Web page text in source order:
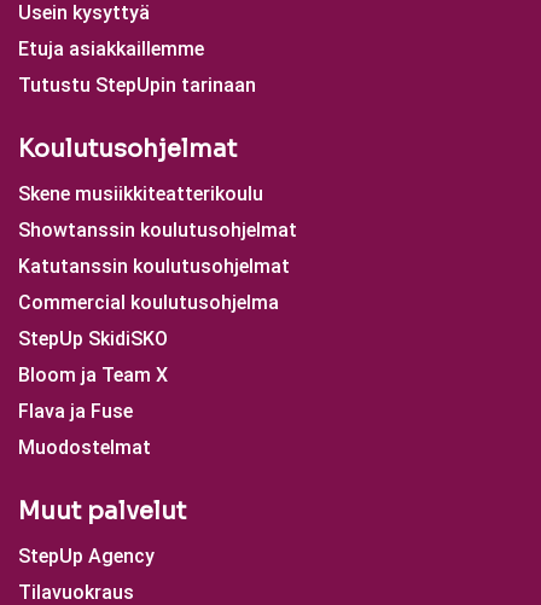
Usein kysyttyä
Etuja asiakkaillemme
Tutustu StepUpin tarinaan
Koulutusohjelmat
Skene musiikkiteatterikoulu
Showtanssin koulutusohjelmat
Katutanssin koulutusohjelmat
Commercial koulutusohjelma
StepUp SkidiSKO
Bloom ja Team X
Flava ja Fuse
Muodostelmat
Muut palvelut
StepUp Agency
Tilavuokraus